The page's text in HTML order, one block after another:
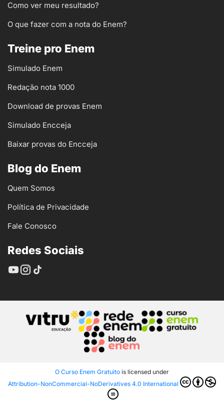
Como ver meu resultado?
O que fazer com a nota do Enem?
Treine pro Enem
Simulado Enem
Redação nota 1000
Download de provas Enem
Simulado Encceja
Baixar provas do Encceja
Blog do Enem
Quem Somos
Política de Privacidade
Fale Conosco
Redes Sociais
O Curso Enem Gratuito is licensed under
Attribution-NonCommercial-NoDerivatives 4.0 International